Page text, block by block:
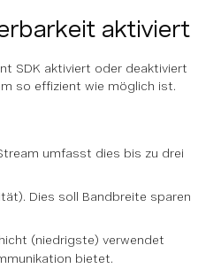
aktiviert
SDK aktiviert oder deaktiviert
so effizient wie möglich ist.
umfasst dies bis zu drei
Dies soll Bandbreite sparen
(niedrigste) verwendet
bietet.